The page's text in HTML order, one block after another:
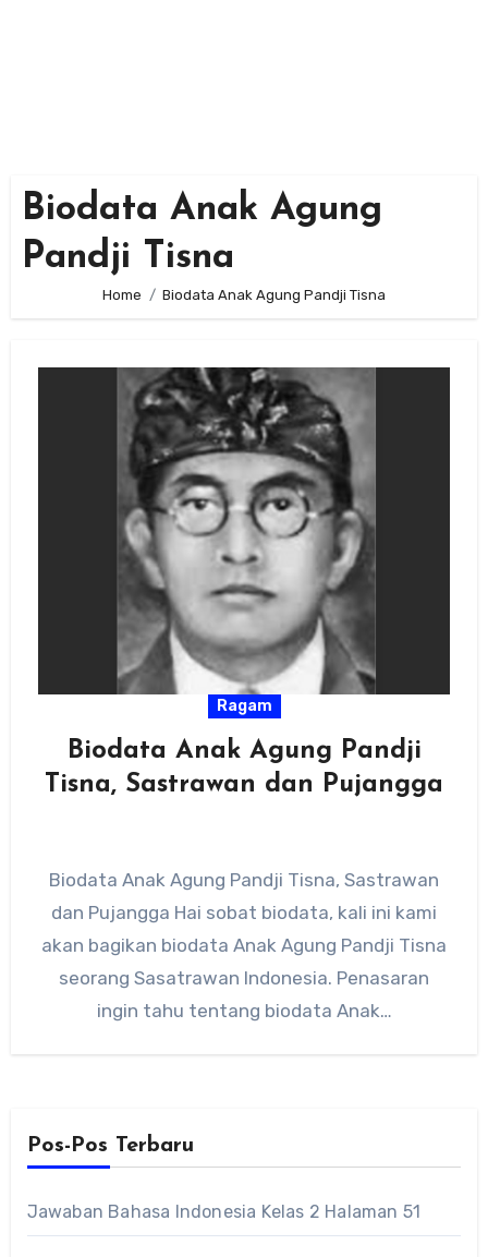
Biodata Anak Agung
Pandji Tisna
Home Biodata Anak Agung Pandji Tisna
Ragam
Biodata Anak Agung Pandji
Tisna, Sastrawan dan Pujangga
Biodata Anak Agung Pandji Tisna, Sastrawan
dan Pujangga Hai sobat biodata, kali ini kami
akan bagikan biodata Anak Agung Pandji Tisna
seorang Sasatrawan Indonesia. Penasaran
ingin tahu tentang biodata Anak…
Pos-Pos Terbaru
Jawaban Bahasa Indonesia Kelas 2 Halaman 51